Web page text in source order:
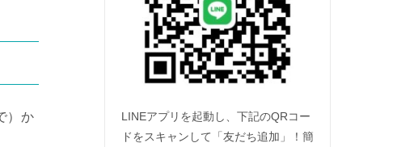
）か
LINEアプリを起動し、下記のQRコー
ドをスキャンして「友だち追加」！簡